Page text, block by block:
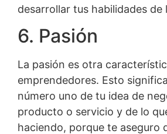
desarrollar tus habilidades de
6. Pasión
La pasión es otra
emprendedores. Esto
número uno de tu idea de
producto o servicio y de lo
haciendo, porque te aseguro